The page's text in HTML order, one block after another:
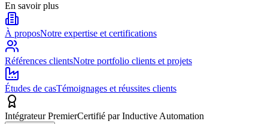
En savoir plus
À proposNotre expertise et certifications
Références clientsNotre portfolio clients et projets
Études de casTémoignages et réussites clients
Intégrateur PremierCertifié par Inductive Automation